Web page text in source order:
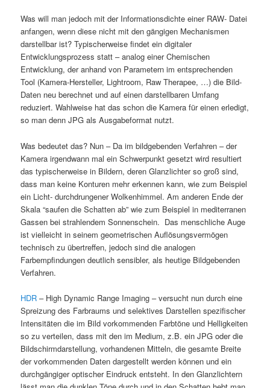
Was will man jedoch mit der Informationsdichte einer RAW- Datei
anfangen, wenn diese nicht mit den gängigen Mechanismen
darstellbar ist? Typischerweise findet ein digitaler
Entwicklungsprozess statt – analog einer Chemischen
Entwicklung, der anhand von Parametern im entsprechenden
Tool (Kamera-Hersteller, Lightroom, Raw Therapee, …) die Bild-
Daten neu berechnet und auf einen darstellbaren Umfang
reduziert. Wahlweise hat das schon die Kamera für einen erledigt,
so man denn JPG als Ausgabeformat nutzt.
Was bedeutet das? Nun – Da im bildgebenden Verfahren – der
Kamera irgendwann mal ein Schwerpunkt gesetzt wird resultiert
das typischerweise in Bildern, deren Glanzlichter so groß sind,
dass man keine Konturen mehr erkennen kann, wie zum Beispiel
ein Licht- durchdrungener Wolkenhimmel. Am anderen Ende der
Skala “saufen die Schatten ab” wie zum Beispiel in mediterranen
Gassen bei strahlendem Sonnenschein. Das menschliche Auge
ist vielleicht in seinem geometrischen Auflösungsvermögen
technisch zu übertreffen, jedoch sind die analogen
Farbempfindungen deutlich sensibler, als heutige Bildgebenden
Verfahren.
HDR – High Dynamic Range Imaging – versucht nun durch eine
Spreizung des Farbraums und selektives Darstellen spezifischer
Intensitäten die im Bild vorkommenden Farbtöne und Helligkeiten
so zu verteilen, dass mit den im Medium, z.B. ein JPG oder die
Bildschirmdarstellung, vorhandenen Mitteln, die gesamte Breite
der vorkommenden Daten dargestellt werden können und ein
durchgängiger optischer Eindruck entsteht. In den Glanzlichtern